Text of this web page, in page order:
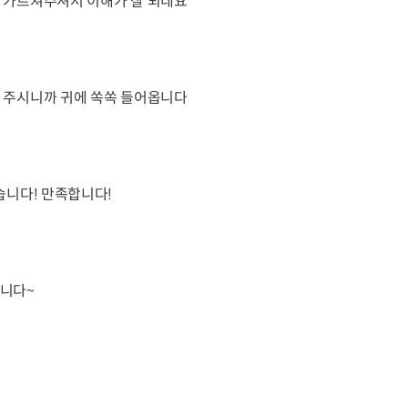
시니까 귀에 쏙쏙 들어옵니다
니다! 만족합니다!
다~